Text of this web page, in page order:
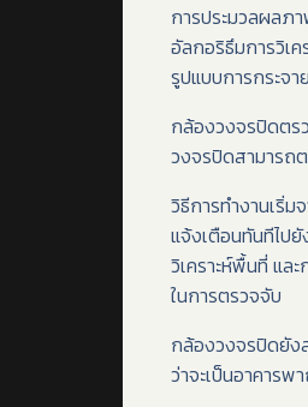
การประมวลผลภ
อัลกอริธึมการวิเ
รูปแบบการกระจา
กล้องวงจรปิดตร
วงจรปิดสามารถ
วิธีการทำงานเริ่
แจ้งเตือนทันทีไป
วิเคราะห์พื้นที่ แล
ในการตรวจจับ
กล้องวงจรปิดยัง
ว่าจะเป็นอาคาร